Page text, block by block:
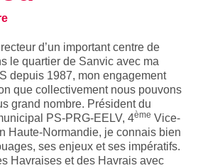
d’un important centre de
le quartier de Sanvic avec ma
depuis 1987, mon engagement
que collectivement nous pouvons
grand nombre. Président du
PS-PRG-EELV, 4ème Vice-
Haute-Normandie, je connais bien
ses enjeux et ses impératifs.
Havraises et des Havrais avec